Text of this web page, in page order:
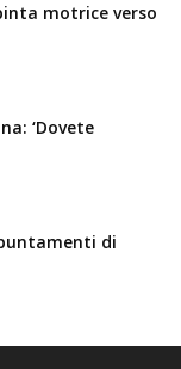
motrice verso
‘Dovete
di